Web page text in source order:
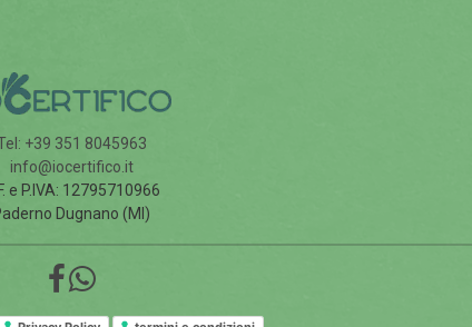
+39 351 8045963
info@iocertifico.it
e P.IVA: 12795710966
Dugnano (MI)